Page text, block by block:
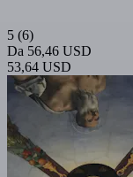
5 (6)
Da 56,46 USD
53,64 USD